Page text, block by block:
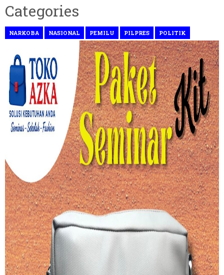
Categories
NARKOBA NASIONAL PEMILU PILPRES POLITIK